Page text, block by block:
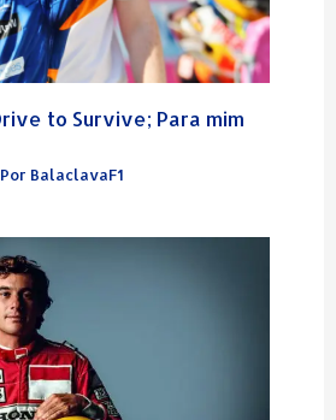
to Survive; Para mim
BalaclavaF1